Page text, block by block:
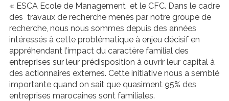
« ESCA Ecole de Management et le CFC. Dans le cadre
des travaux de recherche menés par notre groupe de
recherche, nous nous sommes depuis des années
intéressés à cette problématique à enjeu décisif en
appréhendant l’impact du caractère familial des
entreprises sur leur prédisposition à ouvrir leur capital à
des actionnaires externes. Cette initiative nous a semblé
importante quand on sait que quasiment 95% des
entreprises marocaines sont familiales.